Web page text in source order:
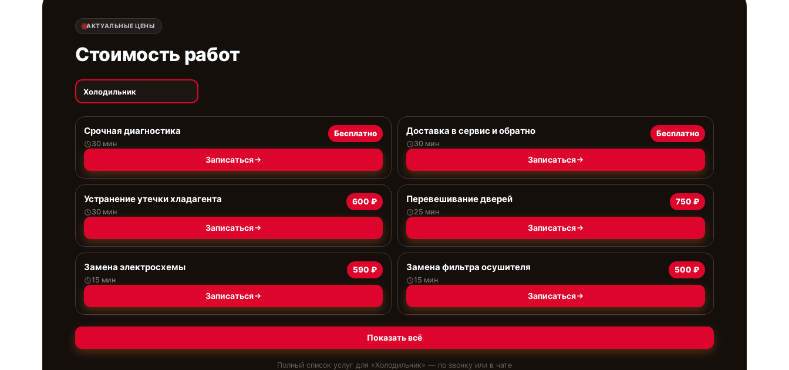
АКТУАЛЬНЫЕ ЦЕНЫ
Стоимость работ
Холодильник
Срочная диагностика
30 мин
Бесплатно
Записаться
Доставка в сервис и обратно
30 мин
Бесплатно
Записаться
Устранение утечки хладагента
30 мин
600 ₽
Записаться
Перевешивание дверей
25 мин
750 ₽
Записаться
Замена электросхемы
15 мин
590 ₽
Записаться
Замена фильтра осушителя
15 мин
500 ₽
Записаться
Показать всё
Полный список услуг для «Холодильник» — по звонку или в чате